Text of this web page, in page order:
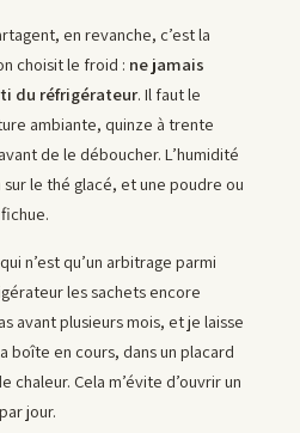
en revanche, c’est la
choisit le froid : ne jamais
du réfrigérateur. Il faut le
ambiante, quinze à trente
de le déboucher. L’humidité
sur le thé glacé, et une poudre ou
n’est qu’un arbitrage parmi
les sachets encore
avant plusieurs mois, et je laisse
boîte en cours, dans un placard
Cela m’évite d’ouvrir un
jour.